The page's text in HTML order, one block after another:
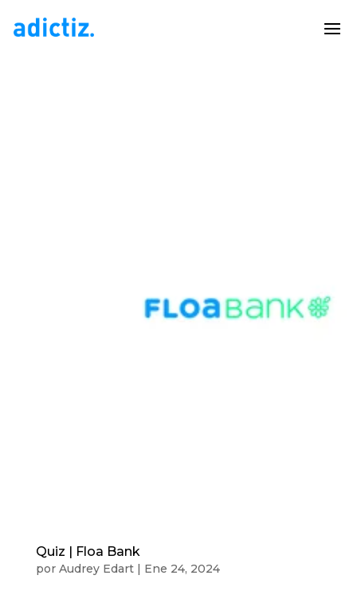
Quiz | Floa Bank
por Audrey Edart| Ene 24, 2024